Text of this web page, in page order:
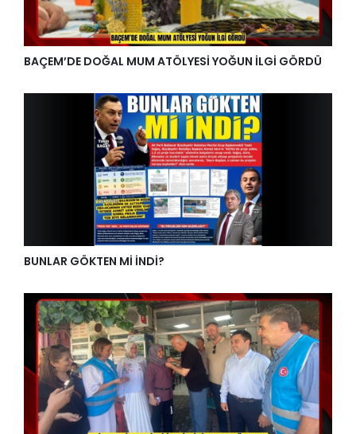
BAÇEM’DE DOĞAL MUM ATÖLYESİ YOĞUN İLGİ GÖRDÜ
BUNLAR GÖKTEN Mİ İNDİ?